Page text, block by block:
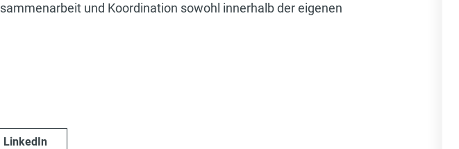
und Koordination sowohl innerhalb der eigenen
LinkedIn